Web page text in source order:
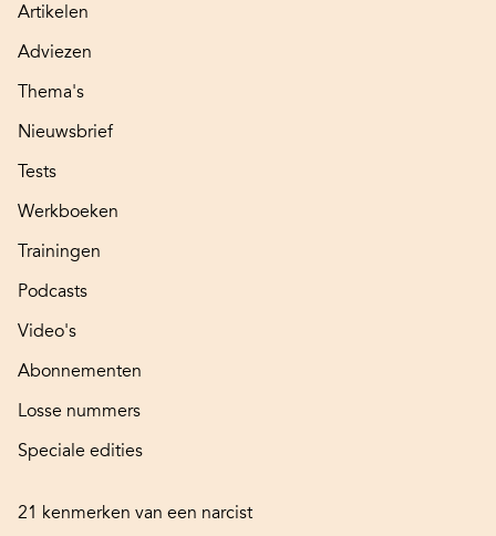
Artikelen
Adviezen
Thema's
Nieuwsbrief
Tests
Werkboeken
Trainingen
Podcasts
Video's
Abonnementen
Losse nummers
Speciale edities
21 kenmerken van een narcist